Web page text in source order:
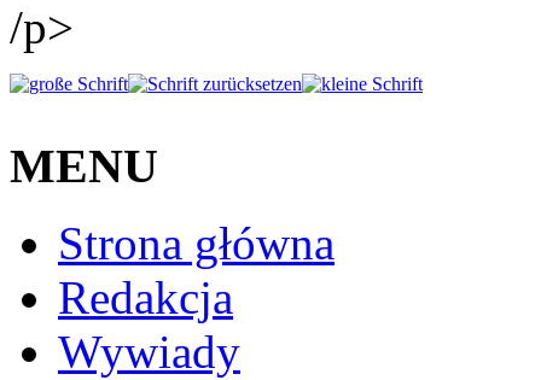
/p>
MENU
Strona główna
Redakcja
Wywiady